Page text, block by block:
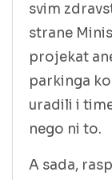
svim
strane
projekat
parkinga
uradili i
nego ni to.
A sada,